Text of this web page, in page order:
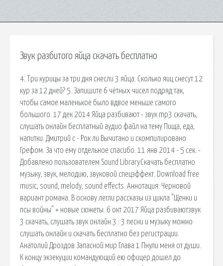
Звук разбитого яйца скачать бесплатно
4. Три курицы за три дня снесли 3 яйца. Сколько яиц снесут 12
кур за 12 дней? 5. Запишите 6 чётных чисел подряд так,
чтобы самое маленькое было вдвое меньше самого
большого. 17 дек 2014 Яйца разбивают - звук mp3 скачать,
слушать онлайн бесплатный аудио файл на тему Пища, еда,
напитки. Дмитрий c - Рок ли Вычитано и скомпилировано
Грефом. За что ему отдельное спасибо. 11 янв 2014 - 5 сек. -
Добавлено пользователем Sound LibraryСкачать бесплатно
музыку, звук, мелодию, звуковой спецэффект. Download free
music, sound, melody, sound effects. Аннотация: Черновой
вариант романа. В основу легли рассказы из цикла "Щенки и
псы войны" + новые сюжеты. 6 окт 2017 Яйца разбиваютзвук
3 скачать, слушать звук онлайн.3 : 3 песни и музыку можно
слушать онлайн и скачать бесплатно без регистрации.
Анатолий Дроздов Запасной мир Глава 1 Пнули меня от души.
К концу экзекуции командующий ею офицер дошел до